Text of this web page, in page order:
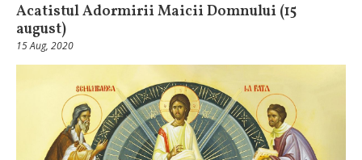
Acatistul Adormirii Maicii Domnului (15
august)
15 Aug, 2020